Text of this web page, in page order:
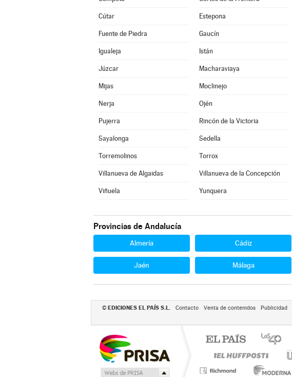
Cútar Estepona
Fuente de Piedra Gaucín
Igualeja Istán
Júzcar Macharaviaya
Mijas Moclinejo
Nerja Ojén
Pujerra Rincón de la Victoria
Sayalonga Sedella
Torremolinos Torrox
Villanueva de Algaidas Villanueva de la Concepción
Viñuela Yunquera
Provincias de Andalucía
Almería Cádiz
Jaén Málaga
© EDICIONES EL PAÍS S.L. Contacto Venta de contenidos Publicidad